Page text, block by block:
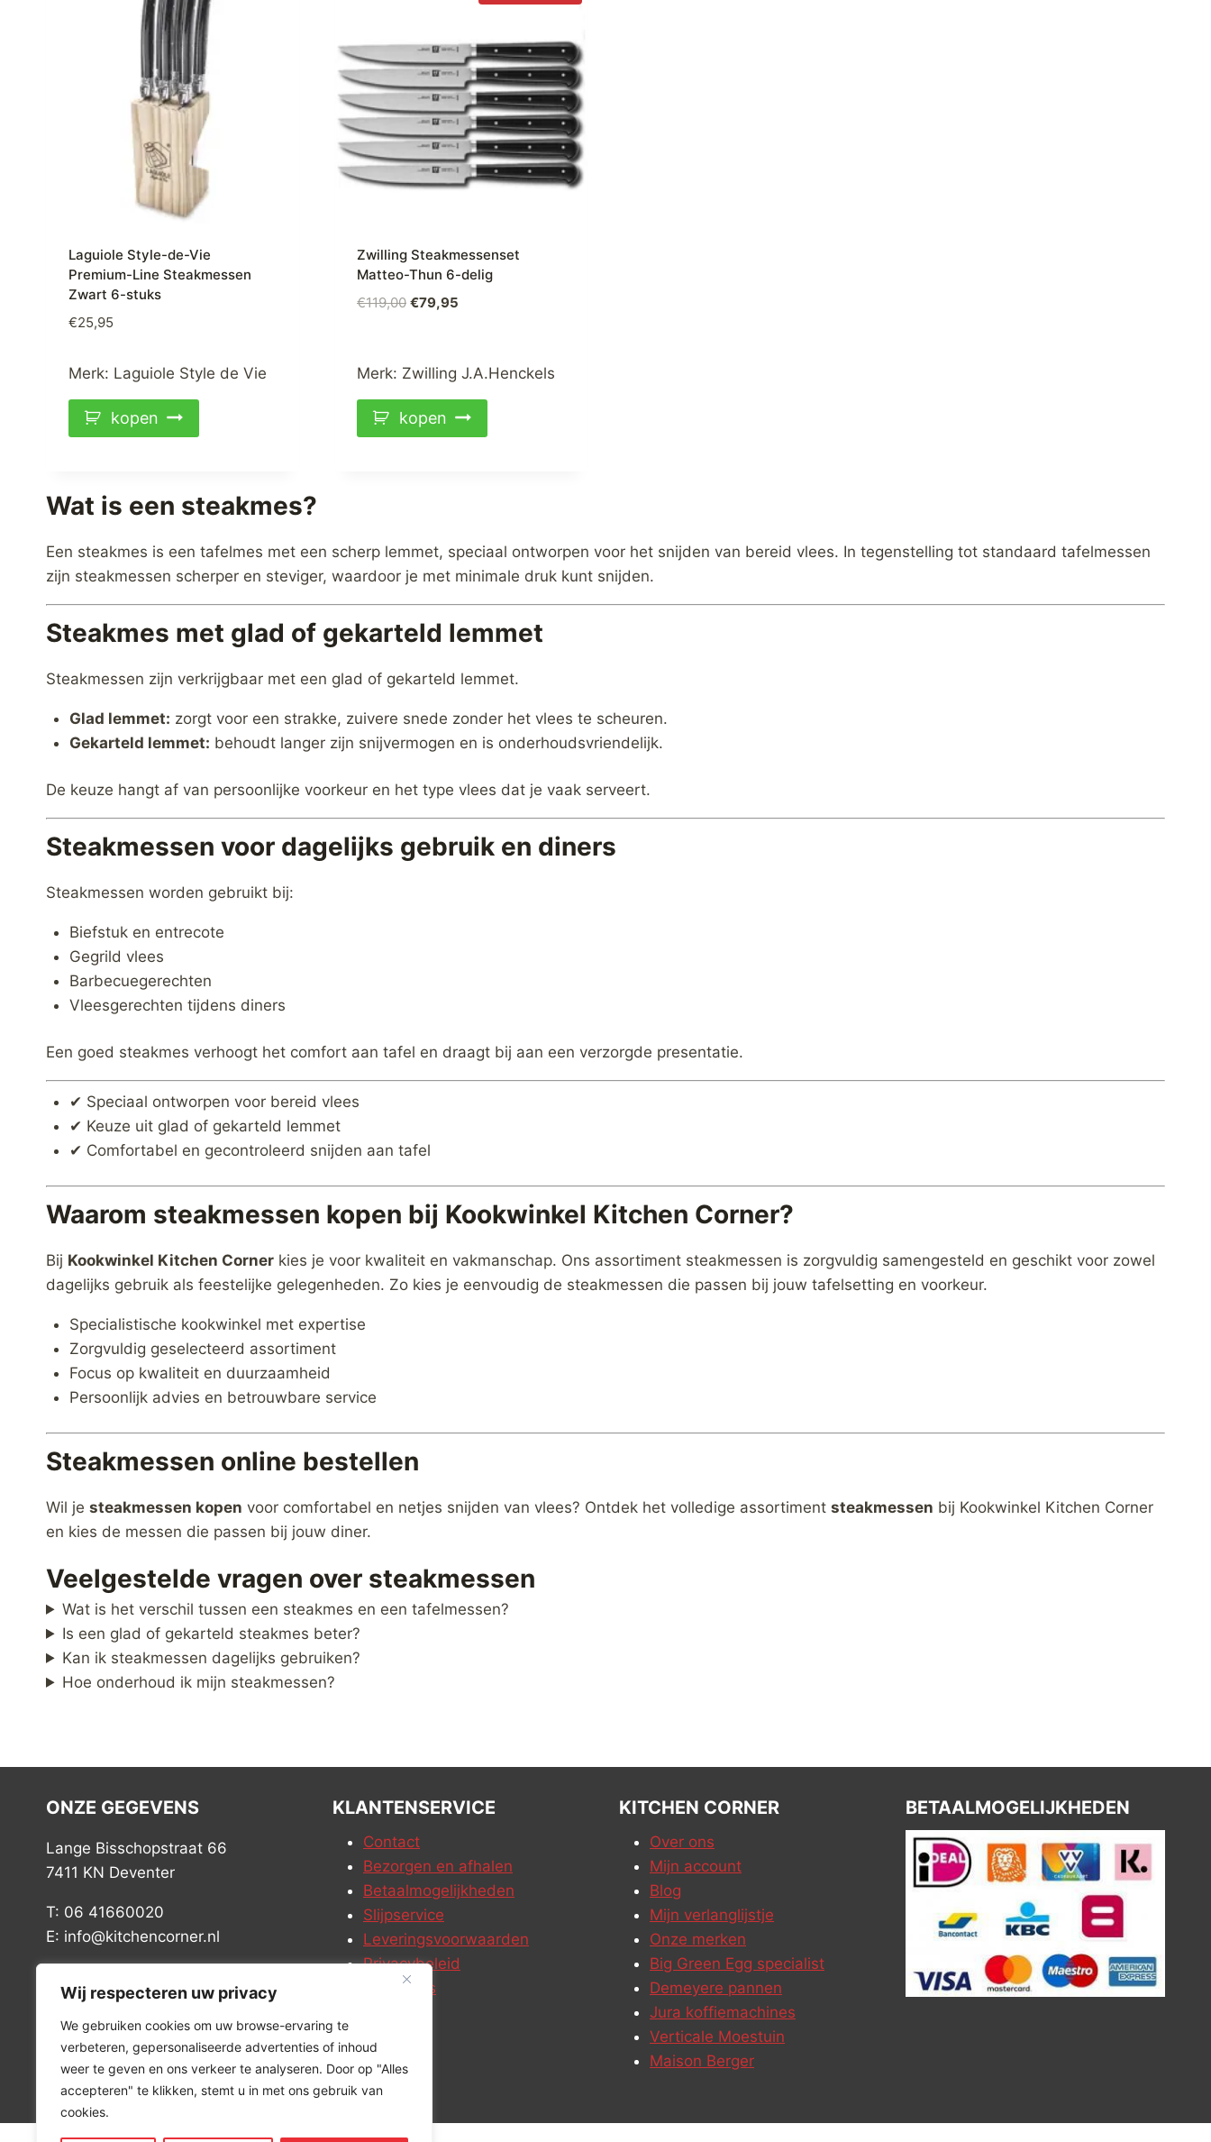
Wij respecteren uw privacy
We gebruiken cookies om uw browse-ervaring te
verbeteren, gepersonaliseerde advertenties of inhoud
weer te geven en ons verkeer te analyseren. Door op "Alles
accepteren" te klikken, stemt u in met ons gebruik van
cookies.
Laguiole Style-de-Vie
Premium-Line Steakmessen
Zwart 6-stuks
€25,95
Merk: Laguiole Style de Vie
kopen
Zwilling Steakmessenset
Matteo-Thun 6-delig
€119,00 Oorspronkelijke
€119,00.
€79,95
€79,95.
Merk: Zwilling J.A.Henckels
kopen
Wat is een steakmes?
Een steakmes is een tafelmes met een scherp lemmet, speciaal ontworpen voor het snijden van bereid vlees. In tegenstelling tot standaard tafelmessen
zijn steakmessen scherper en steviger, waardoor je met minimale druk kunt snijden.
Steakmes met glad of gekarteld lemmet
Steakmessen zijn verkrijgbaar met een glad of gekarteld lemmet.
Glad lemmet: zorgt voor een strakke, zuivere snede zonder het vlees te scheuren.
Gekarteld lemmet: behoudt langer zijn snijvermogen en is onderhoudsvriendelijk.
De keuze hangt af van persoonlijke voorkeur en het type vlees dat je vaak serveert.
Steakmessen voor dagelijks gebruik en diners
Steakmessen worden gebruikt bij:
Biefstuk en entrecote
Gegrild vlees
Barbecuegerechten
Vleesgerechten tijdens diners
Een goed steakmes verhoogt het comfort aan tafel en draagt bij aan een verzorgde presentatie.
✔ Speciaal ontworpen voor bereid vlees
✔ Keuze uit glad of gekarteld lemmet
✔ Comfortabel en gecontroleerd snijden aan tafel
Waarom steakmessen kopen bij Kookwinkel Kitchen Corner?
Bij Kookwinkel Kitchen Corner kies je voor kwaliteit en vakmanschap. Ons assortiment steakmessen is zorgvuldig samengesteld en geschikt voor zowel
dagelijks gebruik als feestelijke gelegenheden. Zo kies je eenvoudig de steakmessen die passen bij jouw tafelsetting en voorkeur.
Specialistische kookwinkel met expertise
Zorgvuldig geselecteerd assortiment
Focus op kwaliteit en duurzaamheid
Persoonlijk advies en betrouwbare service
Steakmessen online bestellen
Wil je steakmessen kopen voor comfortabel en netjes snijden van vlees? Ontdek het volledige assortiment steakmessen bij Kookwinkel Kitchen Corner
en kies de messen die passen bij jouw diner.
Veelgestelde vragen over steakmessen
Wat is het verschil tussen een steakmes en een tafelmessen?
Is een glad of gekarteld steakmes beter?
Kan ik steakmessen dagelijks gebruiken?
Hoe onderhoud ik mijn steakmessen?
ONZE GEGEVENS
Lange Bisschopstraat 66
7411 KN Deventer
T: 06 41660020
E: info@kitchencorner.nl
BTW: NL868888989B01
KLANTENSERVICE
Contact
Bezorgen en afhalen
Betaalmogelijkheden
Slijpservice
Leveringsvoorwaarden
Privacybeleid
Vacatures
KITCHEN CORNER
Over ons
Mijn account
Blog
Mijn verlanglijstje
Onze merken
Big Green Egg specialist
Demeyere pannen
Jura koffiemachines
Verticale Moestuin
Maison Berger
BETAALMOGELIJKHEDEN